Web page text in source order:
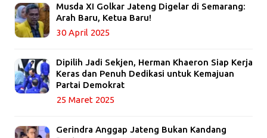
Musda XI Golkar Jateng Digelar di Semarang:
Arah Baru, Ketua Baru!
30 April 2025
Dipilih Jadi Sekjen, Herman Khaeron Siap Kerja
Keras dan Penuh Dedikasi untuk Kemajuan
Partai Demokrat
25 Maret 2025
Gerindra Anggap Jateng Bukan Kandang